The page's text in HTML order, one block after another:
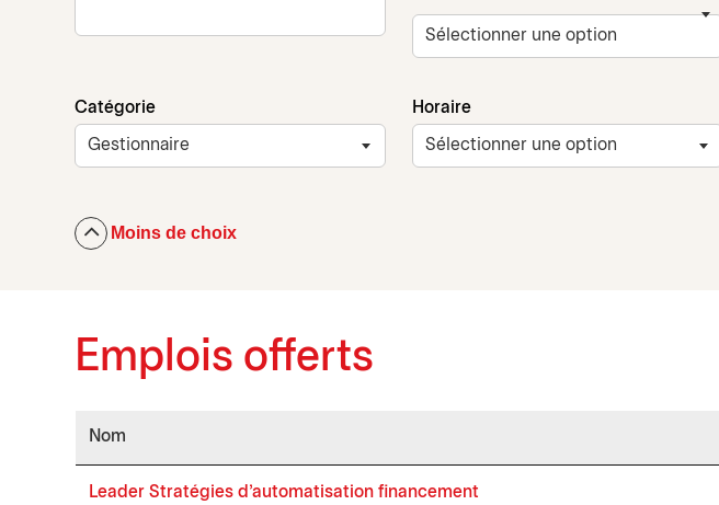
Catégorie Horaire
Moins de choix
Emplois offerts
Nom
Leader Stratégies d'automatisation financement